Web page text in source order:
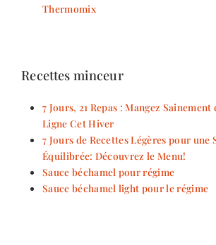
Thermomix
Recettes minceur
7 Jours, 21 Repas : Mangez Sainement
Ligne Cet Hiver
7 Jours de Recettes Légères pour une
Équilibrée: Découvrez le Menu!
Sauce béchamel pour régime
Sauce béchamel light pour le régime